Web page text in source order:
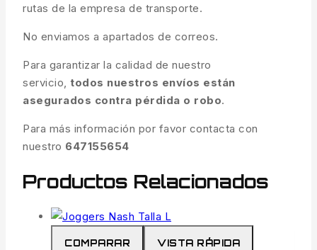
rutas de la empresa de transporte.
No enviamos a apartados de correos.
Para garantizar la calidad de nuestro
servicio, todos nuestros envíos están
asegurados contra pérdida o robo.
Para más información por favor contacta con
nuestro 647155654
Productos Relacionados
COMPARAR VISTA RÁPIDA